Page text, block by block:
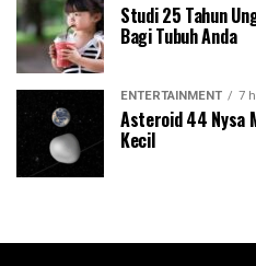
Studi 25 Tahun
Bagi Tubuh Anda
ENTERTAINMENT 7
Asteroid 44 Nysa
Kecil